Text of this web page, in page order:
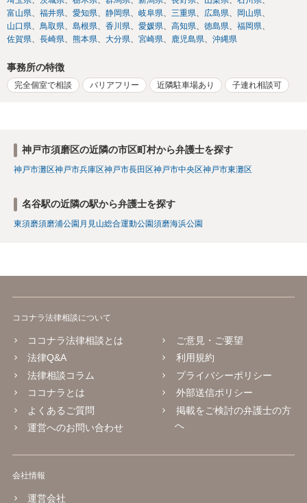
富山県
福井県 愛知県 静岡県 岐阜県 三重県 広島県
岡山県
山口県
鳥取県 島根県 香川県 愛媛県 高知県 徳島県
福岡県
佐賀県
長崎県 熊本県 大分県 宮崎県 鹿児島県 沖縄県
事務所の特徴
完全個室で相談 バリアフリー 近隣駐車場あり 子連れ相談可
神戸市須磨区の近隣の市区町村から弁護士を探す
神戸市灘区神戸市兵庫区神戸市長田区神戸市中央区神戸市東灘区
名谷駅の近隣の駅から弁護士を探す
東須磨須磨浦公園 月見山総合運動公園須磨海浜公園
ココナラ法律相談について
ココナラ法律相談とは
法律Q&A
法律相談コラム
ココナラとは
よくあるご質問
運営へのお問い合わせ
ご意見・ご要望
利用規約
プライバシーポリシー
外部送信ポリシー
掲載をご検討の弁護士の方
へ
会社情報
運営会社